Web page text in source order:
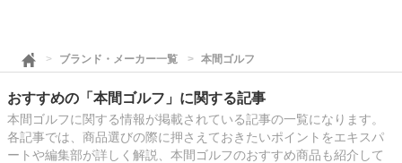
ブランド・メーカー一覧 本間ゴルフ
おすすめの「本間ゴルフ」に関する記事
本間ゴルフに関する情報が掲載されている記事の一覧になります。
各記事では、商品選びの際に押さえておきたいポイントをエキスパ
ートや編集部が詳しく解説、本間ゴルフのおすすめ商品も紹介して